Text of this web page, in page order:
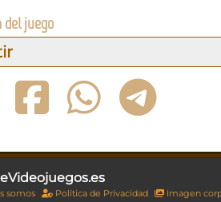
juego
somos Política de Privacidad Imagen